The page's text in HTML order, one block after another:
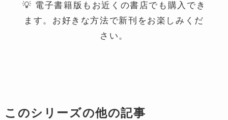
💡 電子書籍版もお近くの書店でも購入でき
ます。お好きな方法で新刊をお楽しみくだ
さい。
このシリーズの他の記事